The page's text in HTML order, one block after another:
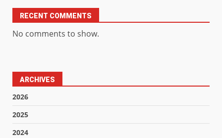
RECENT COMMENTS
No comments to show.
ARCHIVES
2026
2025
2024